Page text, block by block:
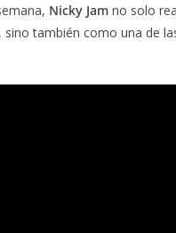
Nicky Jam no solo
también como una de